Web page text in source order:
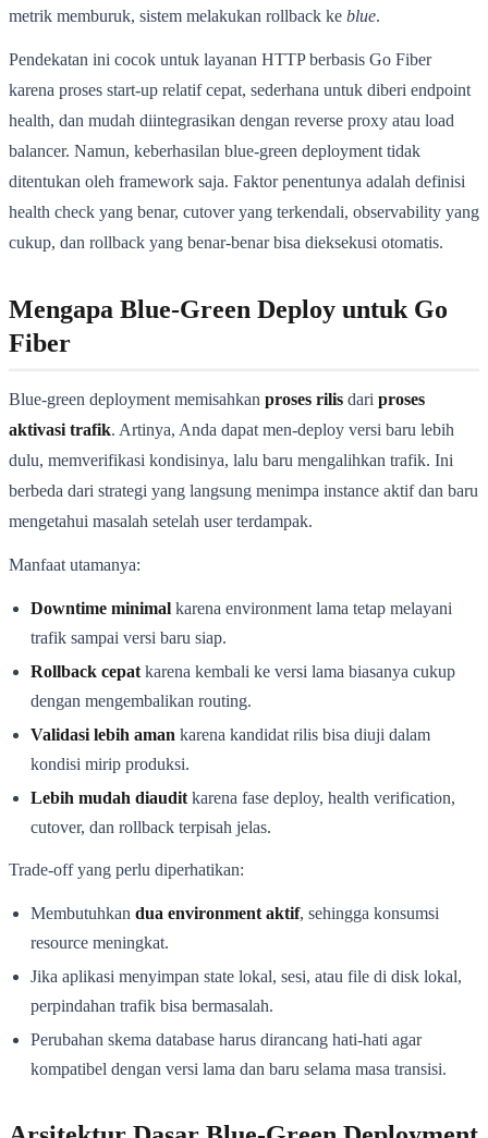
metrik memburuk, sistem melakukan rollback ke blue.
Pendekatan ini cocok untuk layanan HTTP berbasis Go Fiber
karena proses start-up relatif cepat, sederhana untuk diberi endpoint
health, dan mudah diintegrasikan dengan reverse proxy atau load
balancer. Namun, keberhasilan blue-green deployment tidak
ditentukan oleh framework saja. Faktor penentunya adalah definisi
health check yang benar, cutover yang terkendali, observability yang
cukup, dan rollback yang benar-benar bisa dieksekusi otomatis.
Mengapa Blue-Green Deploy untuk Go
Fiber
Blue-green deployment memisahkan proses rilis dari proses
aktivasi trafik. Artinya, Anda dapat men-deploy versi baru lebih
dulu, memverifikasi kondisinya, lalu baru mengalihkan trafik. Ini
berbeda dari strategi yang langsung menimpa instance aktif dan baru
mengetahui masalah setelah user terdampak.
Manfaat utamanya:
Downtime minimal karena environment lama tetap melayani
trafik sampai versi baru siap.
Rollback cepat karena kembali ke versi lama biasanya cukup
dengan mengembalikan routing.
Validasi lebih aman karena kandidat rilis bisa diuji dalam
kondisi mirip produksi.
Lebih mudah diaudit karena fase deploy, health verification,
cutover, dan rollback terpisah jelas.
Trade-off yang perlu diperhatikan:
Membutuhkan dua environment aktif, sehingga konsumsi
resource meningkat.
Jika aplikasi menyimpan state lokal, sesi, atau file di disk lokal,
perpindahan trafik bisa bermasalah.
Perubahan skema database harus dirancang hati-hati agar
kompatibel dengan versi lama dan baru selama masa transisi.